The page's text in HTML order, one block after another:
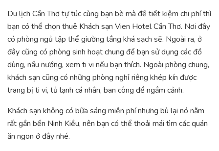
Du lịch Cần Thơ tự túc cùng bạn bè mà để tiết kiệm chi phí thì
bạn có thể chọn thuê Khách sạn Vien Hotel Cần Thơ. Nơi đây
có phòng ngủ tập thể giường tầng khá sạch sẽ. Ngoài ra, ở
đây cũng có phòng sinh hoạt chung để bạn sử dụng các đồ
dùng, nấu nướng, xem ti vi nếu bạn thích. Ngoài phòng chung,
khách sạn cũng có những phòng nghỉ riêng khép kín được
trang bị ti vi, tủ lạnh cá nhân, ban công để ngắm cảnh.
Khách sạn không có bữa sáng miễn phí nhưng bù lại nó nằm
rất gần bến Ninh Kiều, nên bạn có thể thoải mái tìm các quán
ăn ngon ở đây nhé.